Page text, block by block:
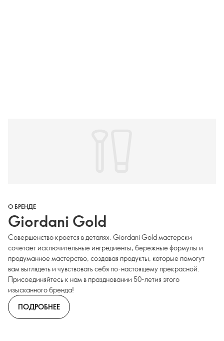
О БРЕНДЕ
Giordani Gold
Совершенство кроется в деталях. Giordani Gold мастерски
сочетает исключительные ингредиенты, бережные формулы и
продуманное мастерство, создавая продукты, которые помогут
вам выглядеть и чувствовать себя по-настоящему прекрасной.
Присоединяйтесь к нам в праздновании 50-летия этого
изысканного бренда!
ПОДРОБНЕЕ